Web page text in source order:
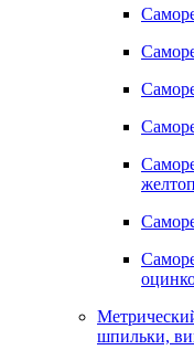
шпильки,